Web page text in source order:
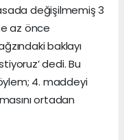
değişilmemiş 3
az önce
baklayı
dedi. Bu
4. maddeyi
ortadan